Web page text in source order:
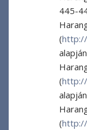
445-
(
(
(